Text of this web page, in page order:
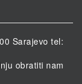
Sarajevo tel:
obratiti nam